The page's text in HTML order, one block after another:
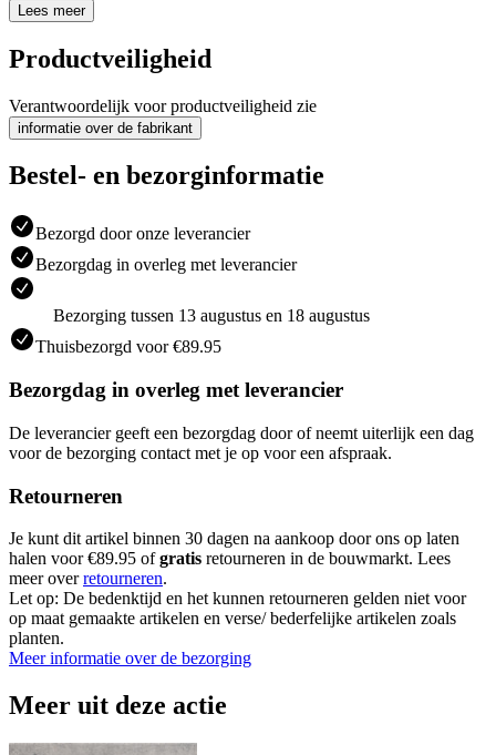
Lees meer
Productveiligheid
Verantwoordelijk voor productveiligheid zie
informatie over de fabrikant
Bestel- en bezorginformatie
Bezorgd door onze leverancier
Bezorgdag in overleg met leverancier
Bezorging tussen 13 augustus en 18 augustus
Thuisbezorgd voor €89.95
Bezorgdag in overleg met leverancier
De leverancier geeft een bezorgdag door of neemt uiterlijk een dag
voor de bezorging contact met je op voor een afspraak.
Retourneren
Je kunt dit artikel binnen 30 dagen na aankoop door ons op laten
halen voor €89.95 ofgratis retourneren in de bouwmarkt. Lees
meer overretourneren.
Let op: De bedenktijd en het kunnen retourneren gelden niet voor
op maat gemaakte artikelen en verse/ bederfelijke artikelen zoals
planten.
Meer informatie over de bezorging
Meer uit deze actie